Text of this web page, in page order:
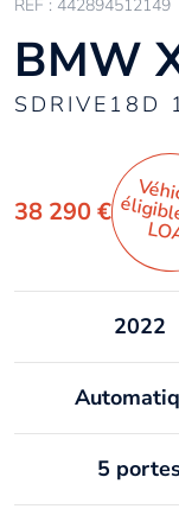
RÉF : 442894512149
BMW
SDRIVE18D
38 290 €
2022
5